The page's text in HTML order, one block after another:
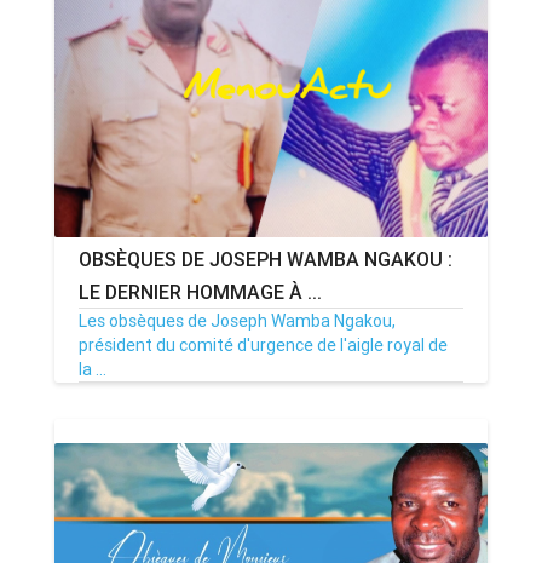
ANNONCE
ART & CULTURE & TRADITION
ASSAINISSEMENT
BREAKING-NEWS
CAMEROUN
PLUS
OBSÈQUES DE JOSEPH WAMBA NGAKOU :
LE DERNIER HOMMAGE À ...
Les obsèques de Joseph Wamba Ngakou,
président du comité d'urgence de l'aigle royal de
la ...